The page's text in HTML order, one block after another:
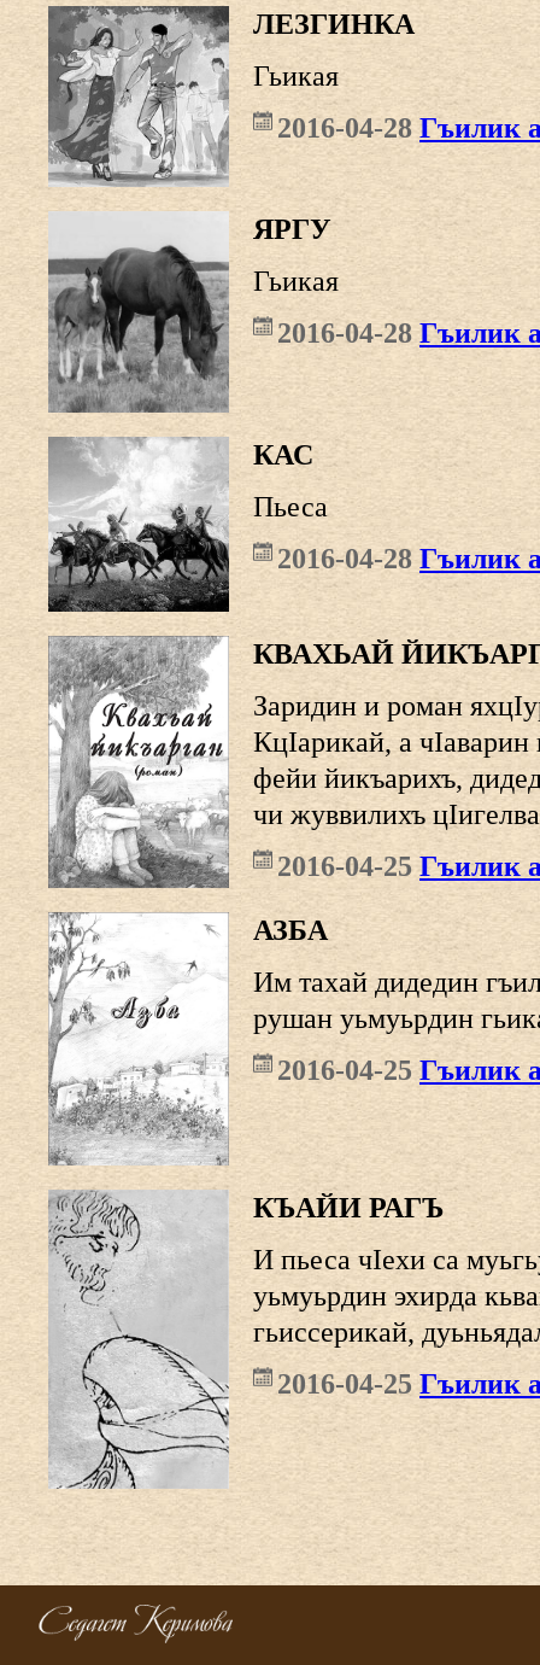
ЛЕЗГИНКА
Гьикая
2016-04-28 Гъилик
ЯРГУ
Гьикая
2016-04-28Гъилик
КАС
Пьеса
2016-04-28 Гъилик
КВАХЬАЙ
Заридин и роман
КцIарикай, а чIаварин
фейи йикъарихъ,
чи жуввилихъ
2016-04-25Гъилик
АЗБА
Им тахай дидедин
рушан уьмуьрдин
2016-04-25Гъилик
КЪАЙИ РАГЪ
И пьеса чIехи са
уьмуьрдин эхирда
гьиссерикай,
2016-04-25 Гъилик